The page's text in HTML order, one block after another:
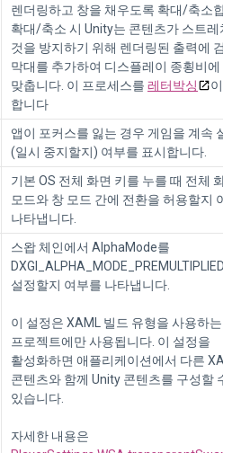
렌더링하고 창을 채우도록 확대/축소합니
확대/축소 시 Unity는 콘텐츠가 스트레치되
것을 방지하기 위해 렌더링된 출력에 검은색
막대를 추가하여 디스플레이 종횡비에
맞춥니다. 이 프로세스를 레터박싱
이라고
합니다
앱이 포커스를 잃는 경우 게임을 계속 실행
(일시 중지할지) 여부를 표시합니다.
기본 OS 전체 화면 키를 누를 때 전체 화면
모드와 창 모드 간에 전환을 허용할지 여부
나타냅니다.
스왑 체인에서 AlphaMode를
DXGI_ALPHA_MODE_PREMULTIPLIED로
설정할지 여부를 나타냅니다.
이 설정은 XAML 빌드 유형을 사용하는
프로젝트에만 사용됩니다. 이 설정을
활성화하면 애플리케이션에서 다른 XAML
콘텐츠와 함께 Unity 콘텐츠를 구성할 수
있습니다.
자세한 내용은